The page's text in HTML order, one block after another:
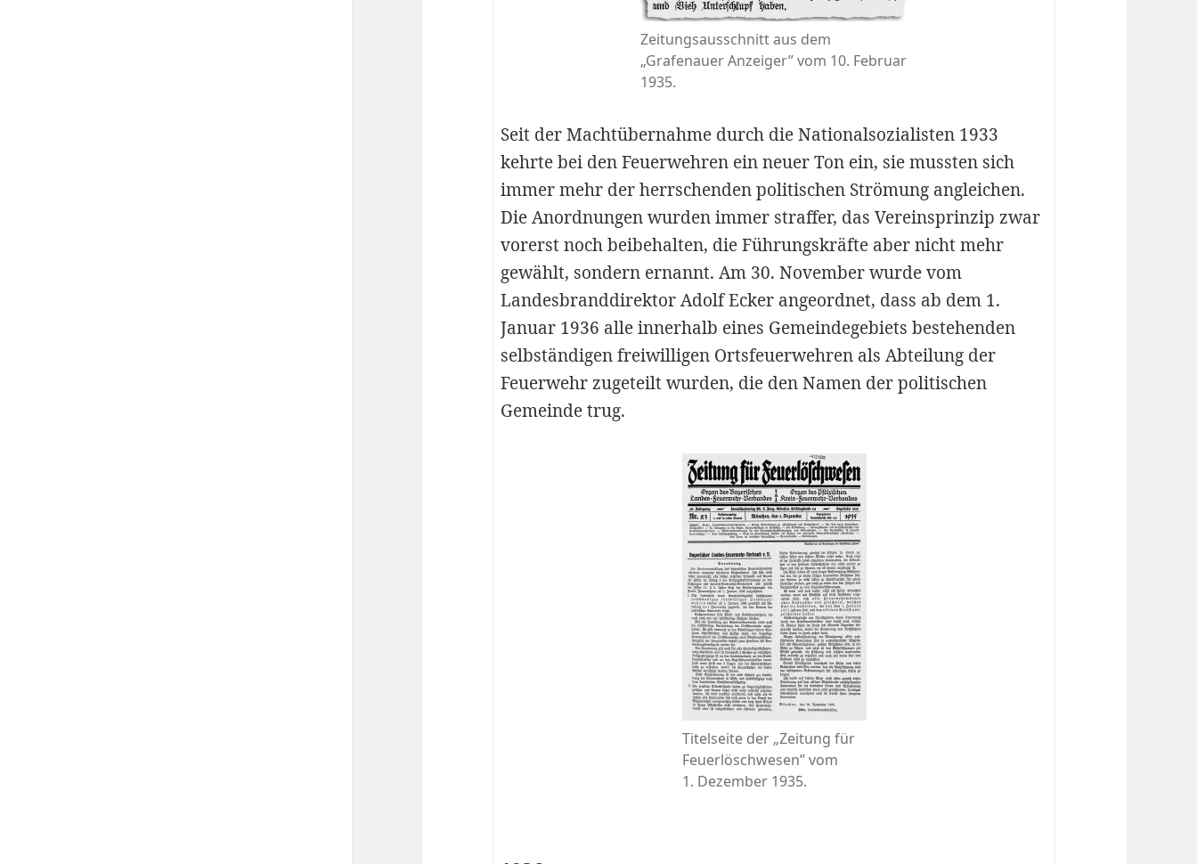
Zeitungsausschnitt aus dem
„Grafenauer Anzeiger” vom 10. Februar
1935.
Seit der Machtübernahme durch die Nationalsozialisten 1933
kehrte bei den Feuerwehren ein neuer Ton ein, sie mussten sich
immer mehr der herrschenden politischen Strömung angleichen.
Die Anordnungen wurden immer straffer, das Vereinsprinzip zwar
vorerst noch beibehalten, die Führungskräfte aber nicht mehr
gewählt, sondern ernannt. Am 30. November wurde vom
Landesbranddirektor Adolf Ecker angeordnet, dass ab dem 1.
Januar 1936 alle innerhalb eines Gemeindegebiets bestehenden
selbständigen freiwilligen Ortsfeuerwehren als Abteilung der
Feuerwehr zugeteilt wurden, die den Namen der politischen
Gemeinde trug.
Titelseite der „Zeitung für
Feuerlöschwesen” vom
1. Dezember 1935.